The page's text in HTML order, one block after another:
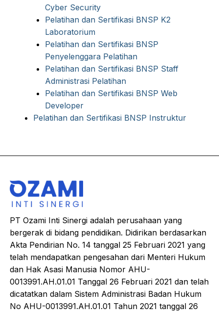
Cyber Security
Pelatihan dan Sertifikasi BNSP K2
Laboratorium
Pelatihan dan Sertifikasi BNSP
Penyelenggara Pelatihan
Pelatihan dan Sertifikasi BNSP Staff
Administrasi Pelatihan
Pelatihan dan Sertifikasi BNSP Web
Developer
Pelatihan dan Sertifikasi BNSP Instruktur
PT Ozami Inti Sinergi adalah perusahaan yang
bergerak di bidang pendidikan. Didirikan berdasarkan
Akta Pendirian No. 14 tanggal 25 Februari 2021 yang
telah mendapatkan pengesahan dari Menteri Hukum
dan Hak Asasi Manusia Nomor AHU-
0013991.AH.01.01 Tanggal 26 Februari 2021 dan telah
dicatatkan dalam Sistem Administrasi Badan Hukum
No AHU-0013991.AH.01.01 Tahun 2021 tanggal 26